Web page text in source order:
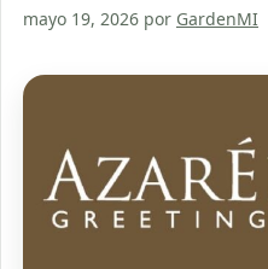
mayo 19, 2026 por GardenMI